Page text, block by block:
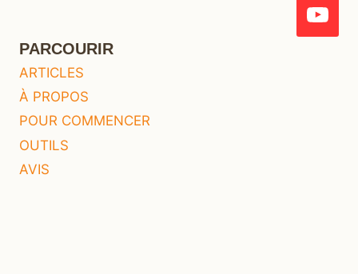
PARCOURIR
ARTICLES
À PROPOS
POUR COMMENCER
OUTILS
AVIS